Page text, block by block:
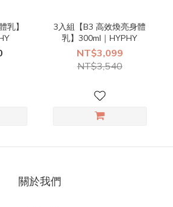
乳】
3入組【B3 高效煥亮身體
乳】300ml｜HYPHY
NT$3,099
NT$3,540
關於我們